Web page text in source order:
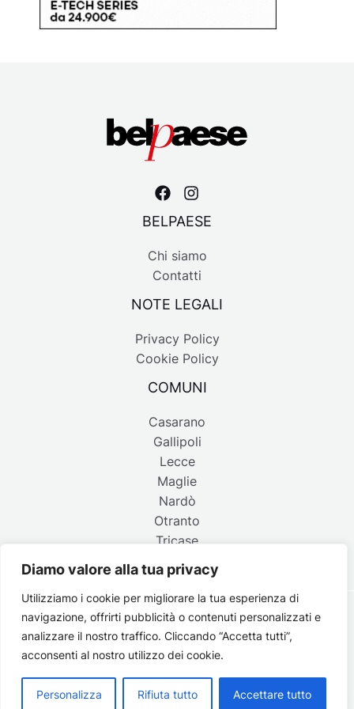
Diamo valore alla tua privacy
Utilizziamo i cookie per migliorare la tua esperienza di
navigazione, offrirti pubblicità o contenuti personalizzati e
analizzare il nostro traffico. Cliccando “Accetta tutti”,
acconsenti al nostro utilizzo dei cookie.
Personalizza Rifiuta tutto Accettare tutto
BELPAESE
Chi siamo
Contatti
NOTE LEGALI
Privacy Policy
Cookie Policy
COMUNI
Casarano
Gallipoli
Lecce
Maglie
Nardò
Otranto
Tricase
Copyright © 2026 Belpaese | Periodico d'informazione del
Salento - P.IVA 4637850753 - Testata registrata il 18 gennaio